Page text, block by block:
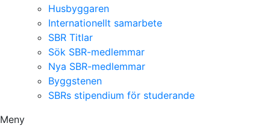
Husbyggaren
Internationellt samarbete
SBR Titlar
Sök SBR-medlemmar
Nya SBR-medlemmar
Byggstenen
SBRs stipendium för studerande
Meny